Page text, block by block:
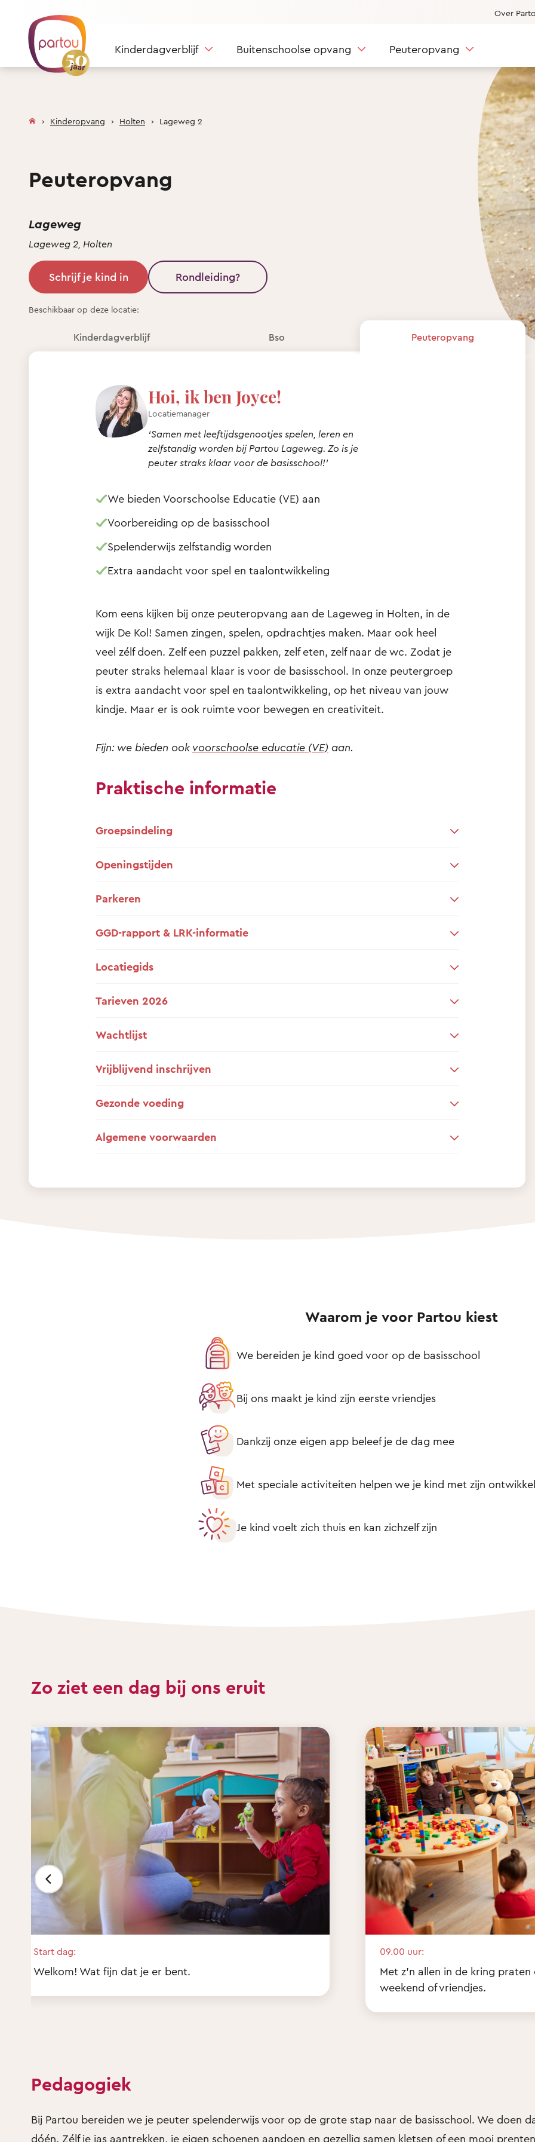
Over
Kinderdagverblijf Buitenschoolse opvang Peuteropvang
Kinderopvang Holten Lageweg 2
Peuteropvang
Lageweg
Lageweg 2, Holten
Schrijf je kind in Rondleiding?
Beschikbaar op deze locatie:
Kinderdagverblijf Bso Peuteropvang
Hoi, ik ben Joyce!
Locatiemanager
‘Samen met leeftijdsgenootjes spelen, leren en
zelfstandig worden bij Partou Lageweg. Zo is je
peuter straks klaar voor de basisschool!’
We bieden Voorschoolse Educatie (VE) aan
Voorbereiding op de basisschool
Spelenderwijs zelfstandig worden
Extra aandacht voor spel en taalontwikkeling
Kom eens kijken bij onze peuteropvang aan de Lageweg in Holten, in de
wijk De Kol! Samen zingen, spelen, opdrachtjes maken. Maar ook heel
veel zélf doen. Zelf een puzzel pakken, zelf eten, zelf naar de wc. Zodat je
peuter straks helemaal klaar is voor de basisschool. In onze peutergroep
is extra aandacht voor spel en taalontwikkeling, op het niveau van jouw
kindje. Maar er is ook ruimte voor bewegen en creativiteit.
Fijn: we bieden ook voorschoolse educatie (VE) aan.
Praktische informatie
Groepsindeling
Openingstijden
Parkeren
GGD-rapport & LRK-informatie
Locatiegids
Tarieven 2026
Wachtlijst
Vrijblijvend inschrijven
Gezonde voeding
Algemene voorwaarden
Waarom je voor Partou kiest
We bereiden je kind goed voor op de basisschool
Bij ons maakt je kind zijn eerste vriendjes
Dankzij onze eigen app beleef je de dag mee
Met speciale activiteiten helpen we je kind met zijn
Je kind voelt zich thuis en kan zichzelf zijn
Zo ziet een dag bij ons eruit
Start dag:
Welkom! Wat fijn dat je er bent.
09.00 uur:
Met z'n allen in de kring
weekend of vriendjes.
Pedagogiek
Bij Partou bereiden we je peuter spelenderwijs voor op de grote stap naar de basisschool. We doen
dóén. Zélf je jas aantrekken, je eigen schoenen aandoen en gezellig samen kletsen of een mooi